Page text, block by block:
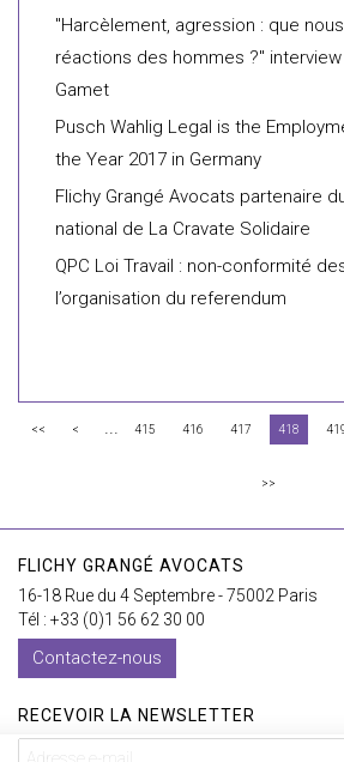
"Harcèlement, agression : que
réactions des hommes ?"
Gamet
Pusch Wahlig Legal is the
the Year 2017 in Germany
Flichy Grangé Avocats partenaire
national de La Cravate Solidaire
QPC Loi Travail : non-conformité
l’organisation du referendum
<< < ... 415 416 417 418
>>
FLICHY GRANGÉ AVOCATS
16-18 Rue du 4 Septembre - 75002 Paris
Tél : +33 (0)1 56 62 30 00
Contactez-nous
RECEVOIR LA NEWSLETTER